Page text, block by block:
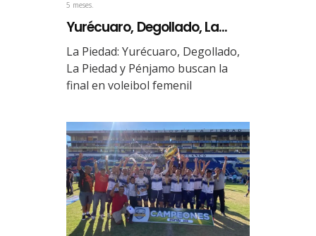
5 meses.
Yurécuaro, Degollado, La...
La Piedad: Yurécuaro, Degollado,
La Piedad y Pénjamo buscan la
final en voleibol femenil